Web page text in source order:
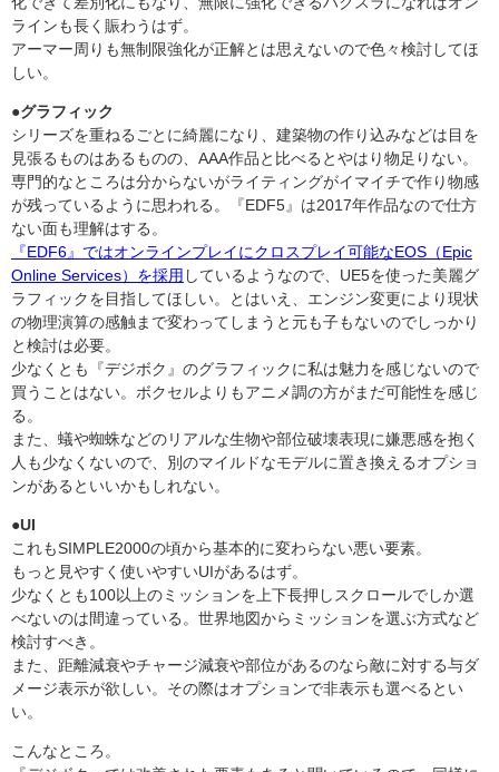
ラインも長く賑わうはず。
アーマー周りも無制限強化が正解とは思えないので色々検討してほ
しい。
●グラフィック
シリーズを重ねるごとに綺麗になり、建築物の作り込みなどは目を
見張るものはあるものの、AAA作品と比べるとやはり物足りない。
専門的なところは分からないがライティングがイマイチで作り物感
が残っているように思われる。『EDF5』は2017年作品なので仕方
ない面も理解はする。
『EDF6』ではオンラインプレイにクロスプレイ可能なEOS（Epic
Online Services）を採用 しているようなので、UE5を使った美麗グ
ラフィックを目指してほしい。とはいえ、エンジン変更により現状
の物理演算の感触まで変わってしまうと元も子もないのでしっかり
と検討は必要。
少なくとも『デジボク』のグラフィックに私は魅力を感じないので
買うことはない。ボクセルよりもアニメ調の方がまだ可能性を感じ
る。
また、蟻や蜘蛛などのリアルな生物や部位破壊表現に嫌悪感を抱く
人も少なくないので、別のマイルドなモデルに置き換えるオプショ
ンがあるといいかもしれない。
●UI
これもSIMPLE2000の頃から基本的に変わらない悪い要素。
もっと見やすく使いやすいUIがあるはず。
少なくとも100以上のミッションを上下長押しスクロールでしか選
べないのは間違っている。世界地図からミッションを選ぶ方式など
検討すべき。
また、距離減衰やチャージ減衰や部位があるのなら敵に対する与ダ
メージ表示が欲しい。その際はオプションで非表示も選べるとい
い。
こんなところ。